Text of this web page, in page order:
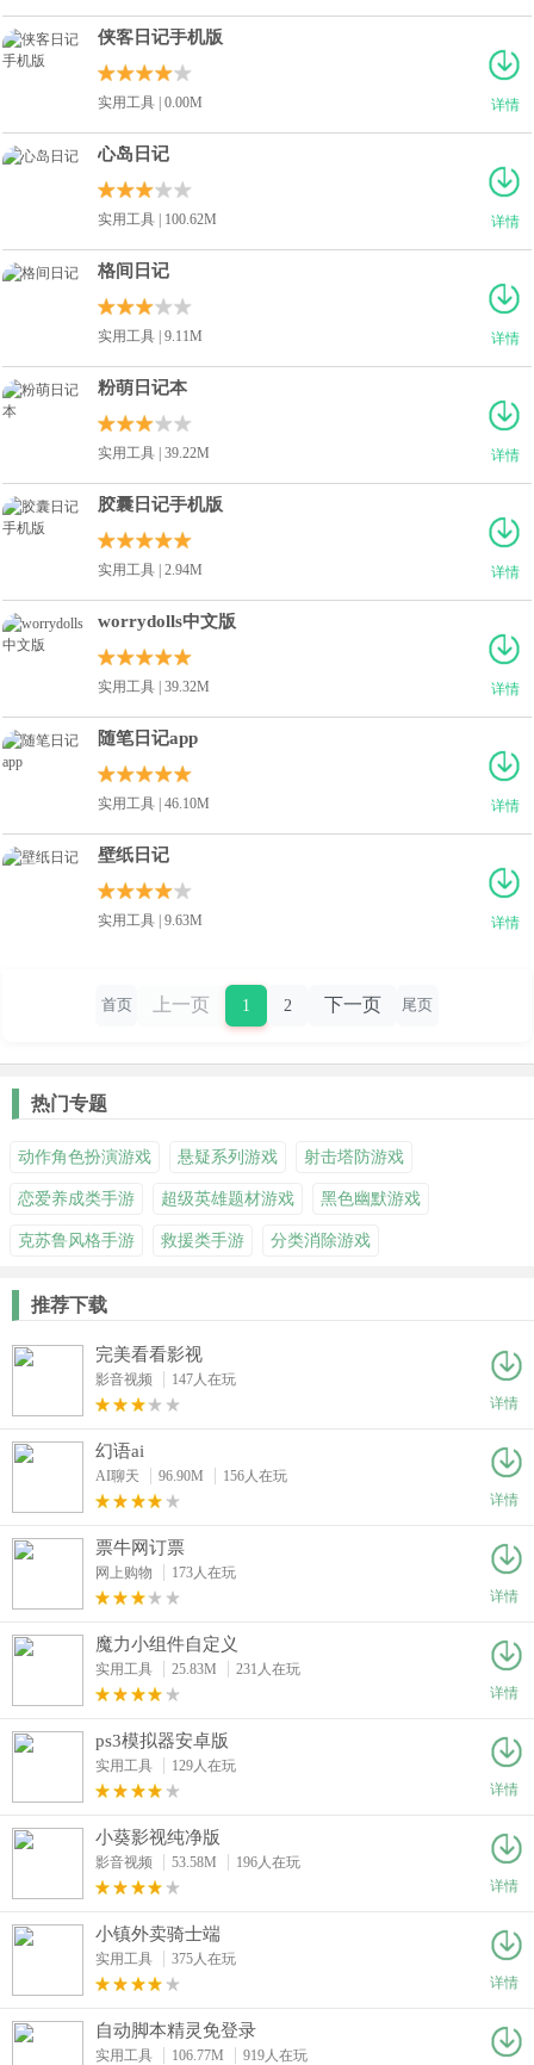
详情
侠客日记手机版
实用工具 | 0.00M
详情
心岛日记
实用工具 | 100.62M
详情
格间日记
实用工具 | 9.11M
详情
粉萌日记本
实用工具 | 39.22M
详情
胶囊日记手机版
实用工具 | 2.94M
详情
worrydolls中文版
实用工具 | 39.32M
详情
随笔日记app
实用工具 | 46.10M
详情
壁纸日记
实用工具 | 9.63M
首页 上一页 1 2 下一页 尾页
热门专题
动作角色扮演游戏 悬疑系列游戏 射击塔防游戏
恋爱养成类手游 超级英雄题材游戏 黑色幽默游戏
克苏鲁风格手游 救援类手游 分类消除游戏
推荐下载
完美看看影视
影音视频
147人在玩
详情
幻语ai
AI聊天 96.90M
156人在玩
详情
票牛网订票
网上购物
173人在玩
详情
魔力小组件自定义
实用工具 25.83M
231人在玩
详情
ps3模拟器安卓版
实用工具
129人在玩
详情
小葵影视纯净版
影音视频 53.58M
196人在玩
详情
小镇外卖骑士端
实用工具
375人在玩
详情
自动脚本精灵免登录
实用工具 106.77M 919人在玩